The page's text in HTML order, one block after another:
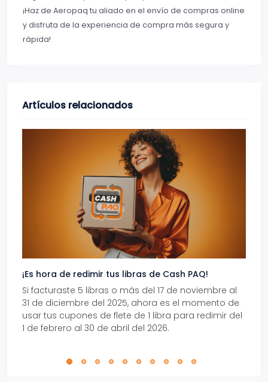
¡Haz de Aeropaq tu aliado en el envío de compras online
y disfruta de la experiencia de compra más segura y
rápida!
Artículos relacionados
¡Es hora de redimir tus libras de Cash PAQ!
Si facturaste 5 libras o más del 17 de noviembre al
31 de diciembre del 2025, ahora es el momento de
usar tus cupones de flete de 1 libra para redimir del
1 de febrero al 30 de abril del 2026.